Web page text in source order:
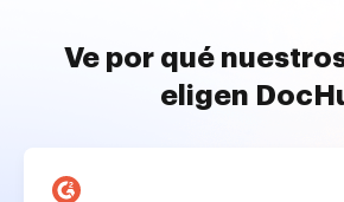
Ve por qué
eligen